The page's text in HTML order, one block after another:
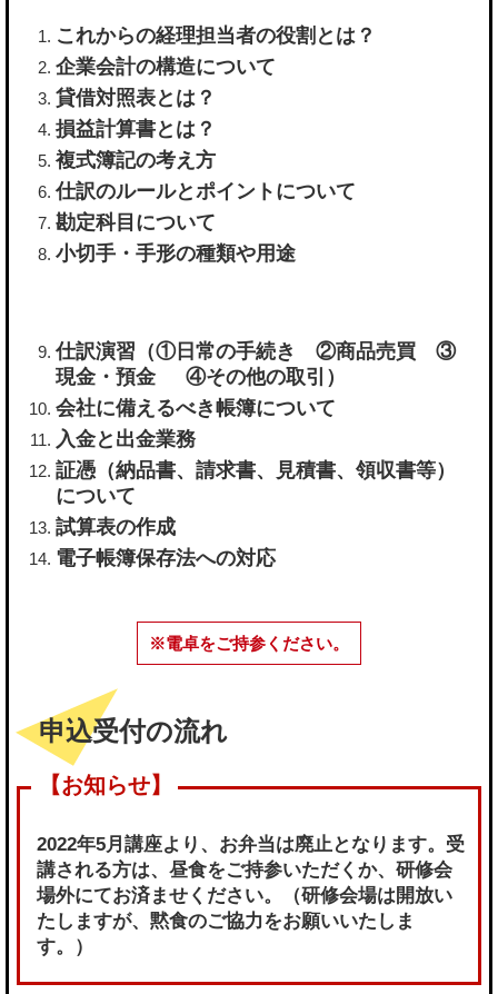
これからの経理担当者の役割とは？
企業会計の構造について
貸借対照表とは？
損益計算書とは？
複式簿記の考え方
仕訳のルールとポイントについて
勘定科目について
小切手・手形の種類や用途
仕訳演習（①日常の手続き ②商品売買 ③
現金・預金 ④その他の取引）
会社に備えるべき帳簿について
入金と出金業務
証憑（納品書、請求書、見積書、領収書等）
について
試算表の作成
電子帳簿保存法への対応
※電卓をご持参ください。
申込受付の流れ
2022年5月講座より、お弁当は廃止となります。受
講される方は、昼食をご持参いただくか、研修会
場外にてお済ませください。（研修会場は開放い
たしますが、黙食のご協力をお願いいたしま
す。）